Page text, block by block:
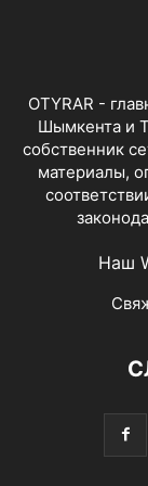
OTYRAR -
Шымкента и
собственник
материалы,
Наш